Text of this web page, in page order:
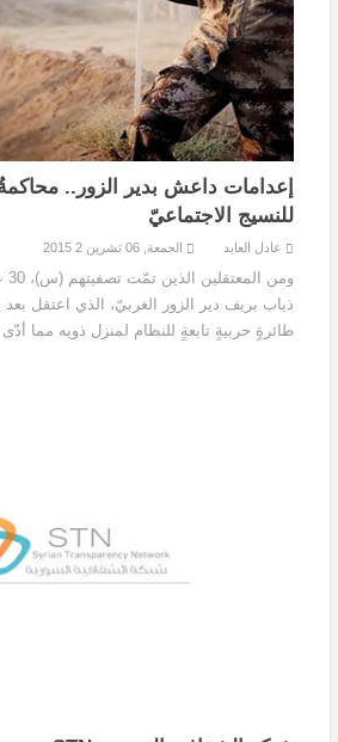
إعدامات داعش بدير الزور..
للنسيج الاجتماعيّ
عادل العايد الجمعة, 06 تشرين 2 2015
ذياب بريف دير الزور الغربيّ، الذي اعتقل
طائرةٍ حربيةٍ تابعةٍ للنظام لمنزل ذويه مما